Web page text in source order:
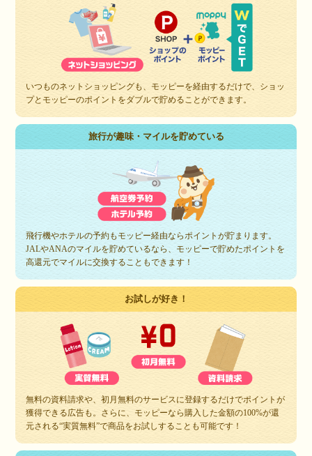
いつものネットショッピングも、モッピーを経由するだけで、ショッ
プとモッピーのポイントをダブルで貯めることができます。
旅行が趣味・マイルを貯めている
飛行機やホテルの予約もモッピー経由ならポイントが貯まります。
JALやANAのマイルを貯めているなら、モッピーで貯めたポイントを
高還元でマイルに交換することもできます！
お試しが好き！
無料の資料請求や、初月無料のサービスに登録するだけでポイントが
獲得できる広告も。さらに、モッピーなら購入した金額の100%が還
元される“実質無料”で商品をお試しすることも可能です！